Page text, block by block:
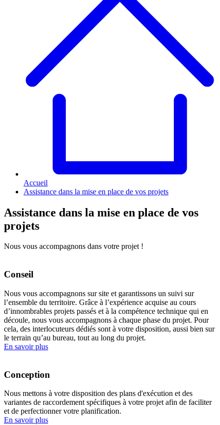
Accueil
Assistance dans la mise en place de vos projets
Assistance dans la mise en place de vos
projets
Nous vous accompagnons dans votre projet !
Conseil
Nous vous accompagnons sur site et garantissons un suivi sur
l’ensemble du territoire. Grâce à l’expérience acquise au cours
d’innombrables projets passés et à la compétence technique qui en
découle, nous vous accompagnons à chaque phase du projet. Pour
cela, des interlocuteurs dédiés sont à votre disposition, aussi bien sur
le terrain qu’au bureau, tout au long du projet.
En savoir plus
Conception
Nous mettons à votre disposition des plans d'exécution et des
variantes de raccordement spécifiques à votre projet afin de faciliter
et de perfectionner votre planification.
En savoir plus